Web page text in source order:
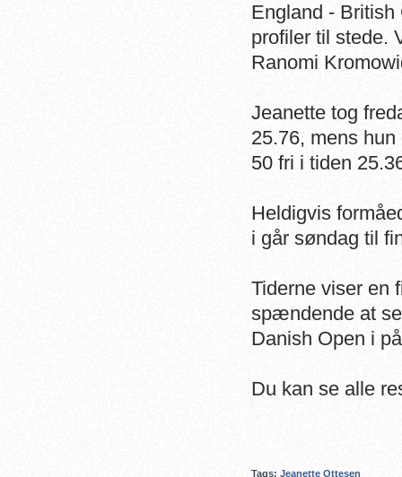
England - British
profiler til stede.
Ranomi
Jeanette tog
25.76, mens
50 fri i tiden
Heldigvis
i går søndag til
Tiderne viser en
spændende at
Danish Open i
Du kan se alle
Tags: Jeanette Ottesen